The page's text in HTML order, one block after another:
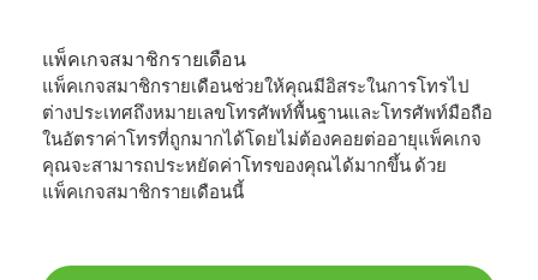
แพ็คเกจสมาชิกรายเดือน
แพ็คเกจสมาชิกรายเดือนช่วยให้คุณมีอิสระในการโทรไป
ต่างประเทศถึงหมายเลขโทรศัพท์พื้นฐานและโทรศัพท์มือถือ
ในอัตราค่าโทรที่ถูกมากได้โดยไม่ต้องคอยต่ออายุแพ็คเกจ
คุณจะสามารถประหยัดค่าโทรของคุณได้มากขึ้น ด้วย
แพ็คเกจสมาชิกรายเดือนนี้